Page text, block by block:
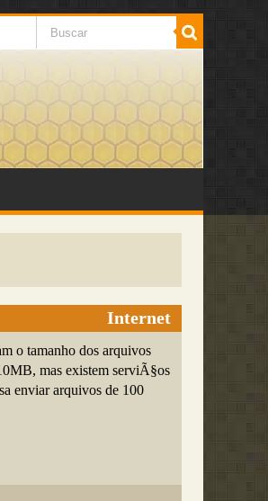
Internet
o tamanho dos arquivos
mas existem serviÃ§os
enviar arquivos de 100